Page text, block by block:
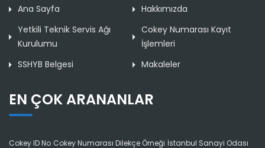
Ana Sayfa
Hakkımızda
Yetkili Teknik Servis Ağı
Kurulumu
Cokey Numarası Kayıt
İşlemleri
SSHYB Belgesi
Makaleler
EN ÇOK ARANANLAR
Cokey ID No Cokey Numarası Dilekçe Örneği İstanbul Sanayi Odası